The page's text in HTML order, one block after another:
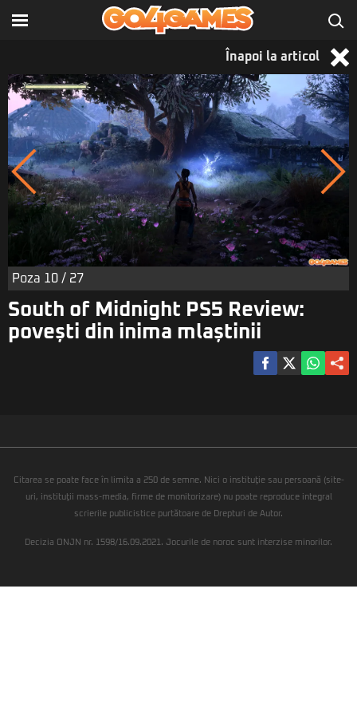
Înapoi la articol
Poza 10 / 27
South of Midnight PS5 Review:
povești din inima mlaștinii
Citarea se poate face în limita a 250 de semne. Nici o instituţie sau persoană (site-
uri, instituţii mass-media, firme de monitorizare) nu poate reproduce integral
scrierile publicistice purtătoare de Drepturi de Autor.
Decizia ONJN nr. 1598/16.09.2021. Jocurile de noroc sunt interzise minorilor.